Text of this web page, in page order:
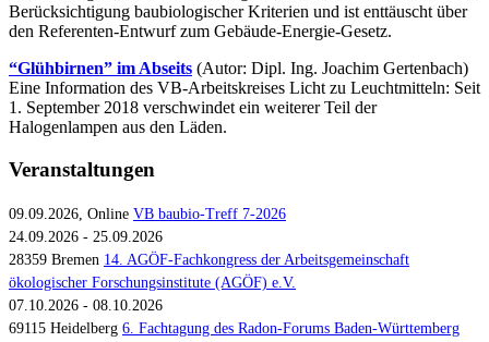
Berücksichtigung baubiologischer Kriterien und ist enttäuscht über
den Referenten-Entwurf zum Gebäude-Energie-Gesetz.
“Glühbirnen” im Abseits (Autor: Dipl. Ing. Joachim Gertenbach)
Eine Information des VB-Arbeitskreises Licht zu Leuchtmitteln: Seit
1. September 2018 verschwindet ein weiterer Teil der
Halogenlampen aus den Läden.
Veranstaltungen
09.09.2026, Online VB baubio-Treff 7-2026
24.09.2026 - 25.09.2026
28359 Bremen 14. AGÖF-Fachkongress der Arbeitsgemeinschaft
ökologischer Forschungsinstitute (AGÖF) e.V.
07.10.2026 - 08.10.2026
69115 Heidelberg 6. Fachtagung des Radon-Forums Baden-Württemberg